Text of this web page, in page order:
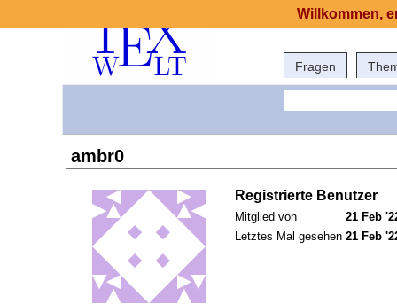
Fragen
ambr0
Registrierte Benutzer
Mitglied von
21 Feb
Letztes Mal gesehen 21 Feb
Willkommen,